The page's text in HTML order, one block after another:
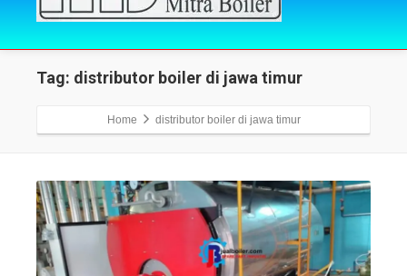
Tag: distributor boiler di jawa timur
Home distributor boiler di jawa timur